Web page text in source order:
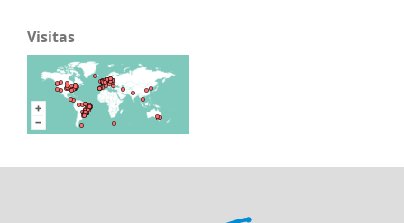
Visitas